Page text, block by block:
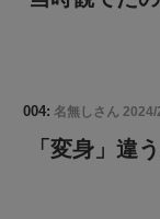
004: 名無しさん 2024/
「変身」違